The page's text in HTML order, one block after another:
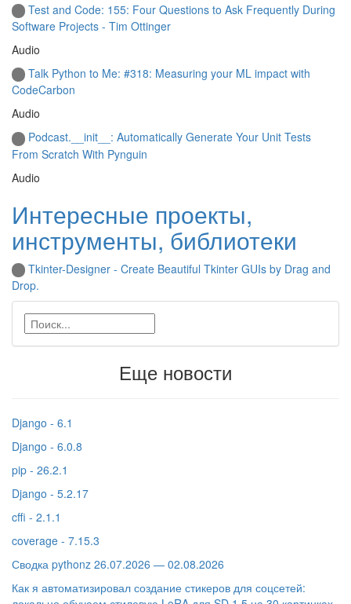
Test and Code: 155: Four Questions to Ask Frequently During
Software Projects - Tim Ottinger
Audio
Talk Python to Me: #318: Measuring your ML impact with
CodeCarbon
Audio
Podcast.__init__: Automatically Generate Your Unit Tests
From Scratch With Pynguin
Audio
Интересные проекты,
инструменты, библиотеки
Tkinter-Designer - Create Beautiful Tkinter GUIs by Drag and
Drop.
Еще новости
Django - 6.1
Django - 6.0.8
pip - 26.2.1
Django - 5.2.17
cffi - 2.1.1
coverage - 7.15.3
Сводка pythonz 26.07.2026 — 02.08.2026
Как я автоматизировал создание стикеров для соцсетей: